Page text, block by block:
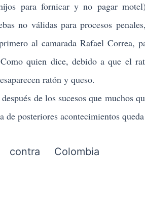
para fornicar y no pagar
no válidas para procesos
al camarada Rafael Correa,
quien dice, debido a que el
ratón y queso.
de los sucesos que muchos
posteriores acontecimientos